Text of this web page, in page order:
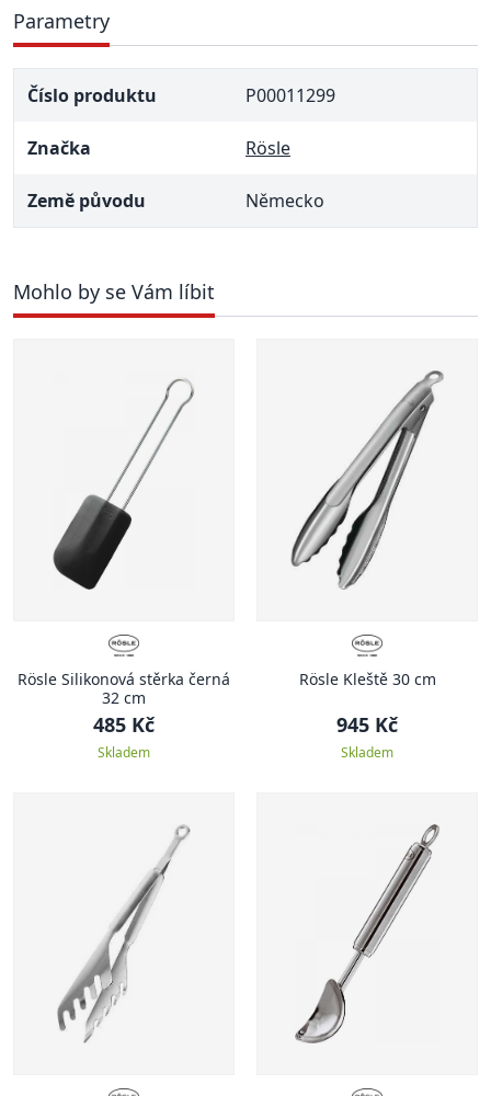
Parametry
Číslo produktu P00011299
Značka Rösle
Země původu Německo
Mohlo by se Vám líbit
Rösle Silikonová stěrka černá
32 cm
485 Kč
Skladem
Rösle Kleště 30 cm
945 Kč
Skladem